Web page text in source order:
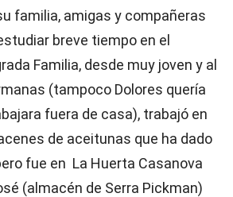
familia, amigas y compañeras
breve tiempo en el
Familia, desde muy joven y al
(tampoco Dolores quería
fuera de casa), trabajó en
de aceitunas que ha dado
fue en La Huerta Casanova
(almacén de Serra Pickman)